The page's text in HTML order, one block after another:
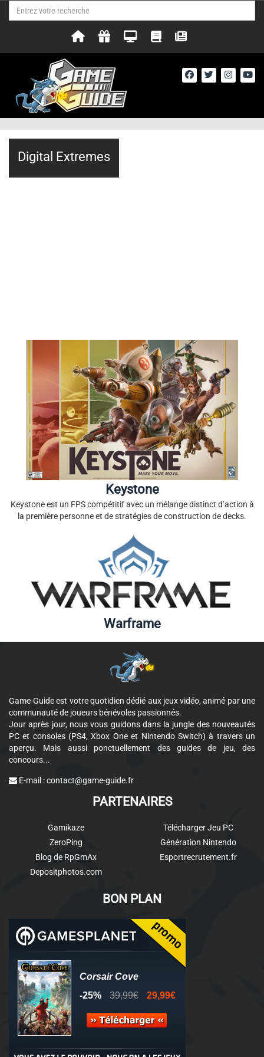
Keystone
Keystone est un FPS compétitif avec un mélange distinct d’action à
la première personne et de stratégies de construction de decks.
Warframe
Digital Extremes
Game-Guide est votre quotidien dédié aux jeux vidéo, animé par une
communauté de joueurs bénévoles passionnés.
Jour après jour, nous vous guidons dans la jungle des nouveautés
PC et consoles (PS4, Xbox One et Nintendo Switch) à travers un
aperçu. Mais aussi ponctuellement des guides de jeu, des
concours...
E-mail :contact@game-guide.fr
PARTENAIRES
Gamikaze
ZeroPing
Blog de RpGmAx
Depositphotos.com
Télécharger Jeu PC
Génération Nintendo
Esportrecrutement.fr
BON PLAN